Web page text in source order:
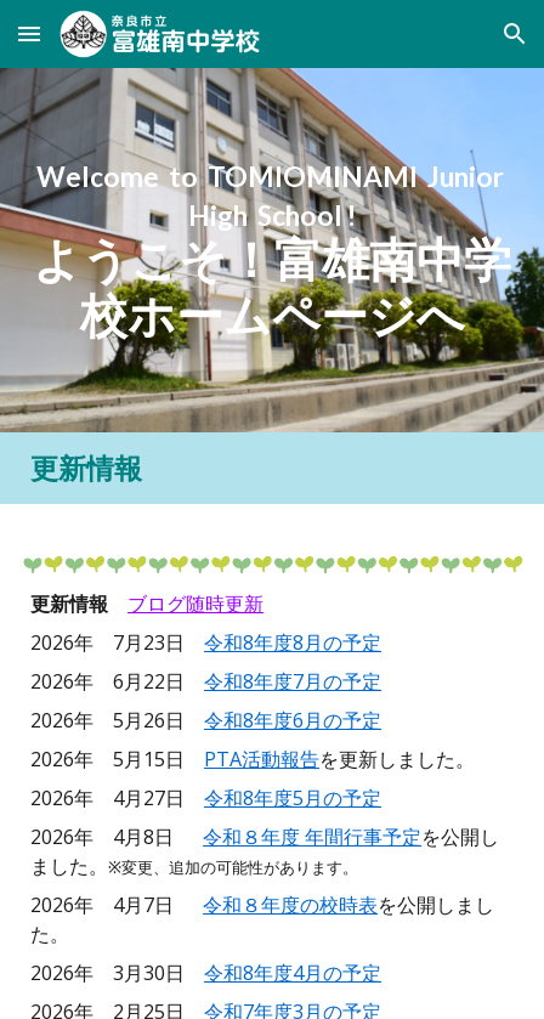
Skip to main content Skip to navigation
Welcome to TOMIOMINAMI Junior
High School !
ようこそ！富雄南中学
校ホームページへ
更新情報
更新情報 ブログ随時更新
2026年 7月23日令和8年度8月の予定
2026年6月22日令和8年度7月の予定
2026年5月26日令和8年度6月の予定
2026年 5月15日 PTA活動報告を更新しました。
2026年 4月27日令和8年度5月の予定
2026年 4月8日令和８年度 年間行事予定を公開し
ました。※変更、追加の可能性があります。
2026年 4月7日令和８年度の校時表を公開しまし
た。
2026年 3月30日令和8年度4月の予定
2026年 2月25日令和7年度3月の予定